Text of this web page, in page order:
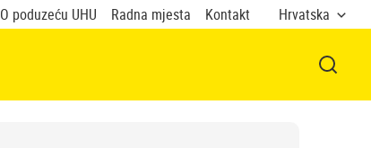
O poduzeću UHU Radna mjesta Kontakt Hrvatska